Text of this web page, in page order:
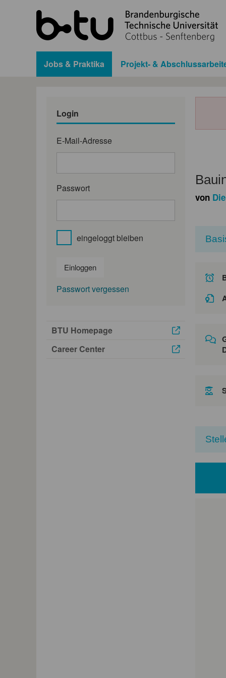
Jobs & Praktika Projekt- &
Login
E-Mail-Adresse
Passwort
eingeloggt bleiben
Einloggen
Passwort vergessen
BTU Homepage
Career Center
von